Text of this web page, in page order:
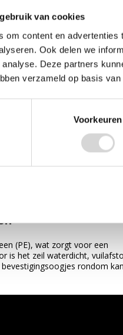
van cookies
om content en
Ook delen we
Deze partners
verzameld op basis
Voorkeuren
een stevig en veelzijdig zeil
De
dat het zeil opgaat in
is het ideaal voor het
die minder zichtbaar
en recreatie
survivallen, airsoft,
is het geschikt voor
van materialen of het
tarp kan het zeil worden
natuur tegen regen of zon.
(PE), wat zorgt voor een
is het zeil waterdicht,
rondom